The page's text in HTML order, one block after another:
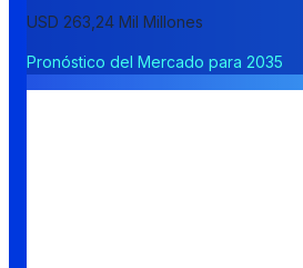
USD 263,24 Mil Millones
Pronóstico del Mercado para 2035